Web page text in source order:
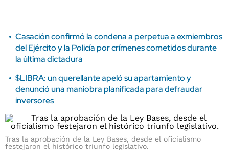
Casación confirmó la condena a perpetua a exmiembros
del Ejército y la Policía por crímenes cometidos durante
la última dictadura
$LIBRA: un querellante apeló su apartamiento y
denunció una maniobra planificada para defraudar
inversores
Tras la aprobación de la Ley Bases, desde el oficialismo
festejaron el histórico triunfo legislativo.